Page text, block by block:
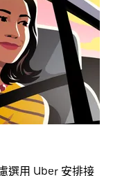
選用 Uber 安排接